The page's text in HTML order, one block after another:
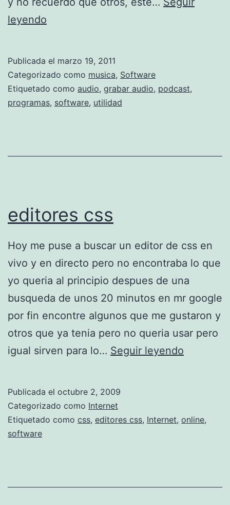
leyendo
g
r
a
s
r
g
r
a
b
a
r
a
i
o
Publicada el marzo 19, 2011
Categorizado como musica, Software
Etiquetado como audio, grabar audio, podcast,
programas, software, utilidad
editores css
Hoy me puse a buscar un editor de css en
vivo y en directo pero no encontraba lo que
yo queria al principio despues de una
busqueda de unos 20 minutos en mr google
por fin encontre algunos que me gustaron y
otros que ya tenia pero no queria usar pero
igual sirven para lo… Seguir leyendo
o
c
Publicada el octubre 2, 2009
Categorizado como Internet
Etiquetado como css, editores css, Internet, online,
software